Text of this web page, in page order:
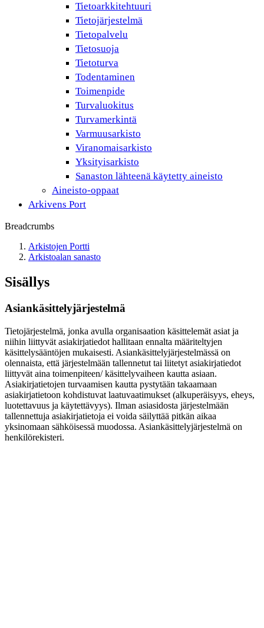
Tietoarkkitehtuuri
Tietojärjestelmä
Tietopalvelu
Tietosuoja
Tietoturva
Todentaminen
Toimenpide
Turvaluokitus
Turvamerkintä
Varmuusarkisto
Viranomaisarkisto
Yksityisarkisto
Sanaston lähteenä käytetty aineisto
Aineisto-oppaat
Arkivens Port
Breadcrumbs
Arkistojen Portti
Arkistoalan sanasto
Sisällys
Asiankäsittelyjärjestelmä
Tietojärjestelmä, jonka avulla organisaation käsittelemät asiat ja
niihin liittyvät asiakirjatiedot hallitaan ennalta määriteltyjen
käsittelysääntöjen mukaisesti. Asiankäsittelyjärjestelmässä on
olennaista, että järjestelmään tallennetut tai liitetyt asiakirjatiedot
liittyvät aina toimenpiteen/ käsittelyvaiheen kautta asiaan.
Asiakirjatietojen turvaamisen kautta pystytään takaamaan
asiakirjatietoon kohdistuvat laatuvaatimukset (alkuperäisyys, eheys,
luotettavuus ja käytettävyys). Ilman asiasidosta järjestelmään
tallennettuja asiakirjatietoja ei voida säilyttää pitkän aikaa
yksinomaan sähköisessä muodossa. Asiankäsittelyjärjestelmä on
henkilörekisteri.